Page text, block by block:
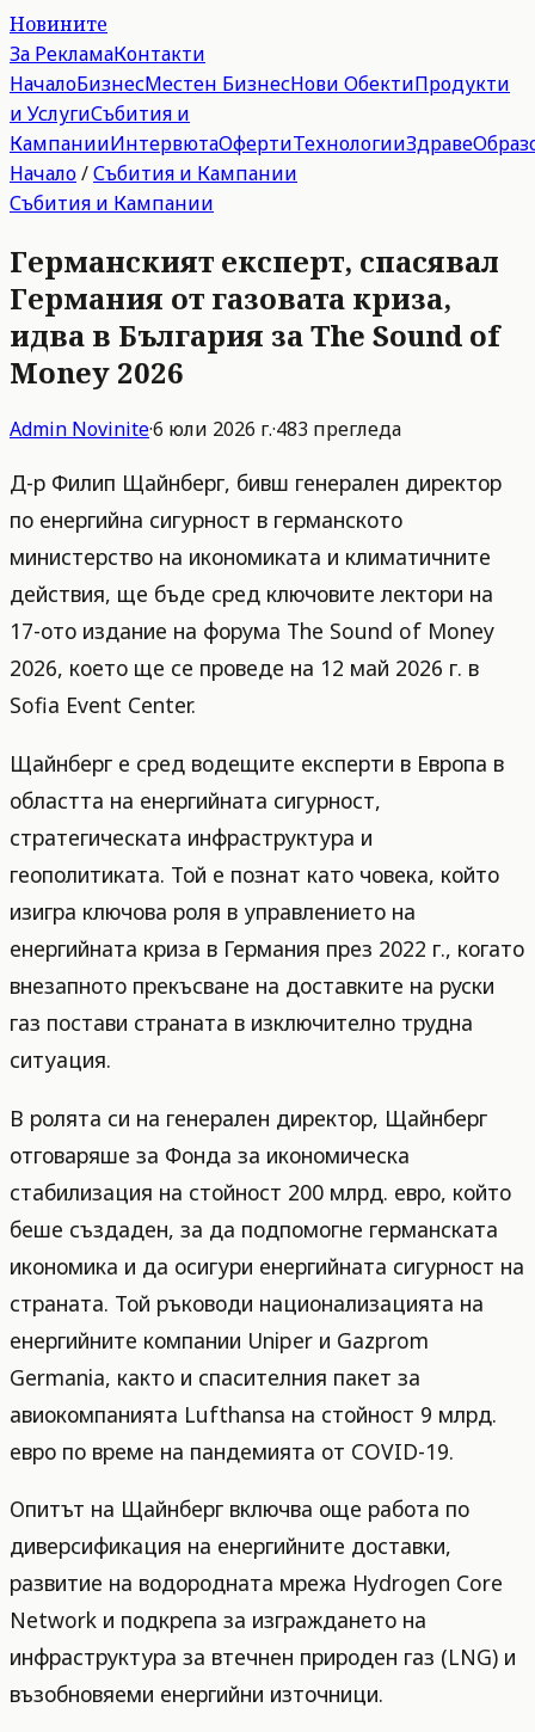
Новините
За РекламаКонтакти
НачалоБизнесМестен БизнесНови ОбектиПродукти
и УслугиСъбития и
КампанииИнтервютаОфертиТехнологииЗдраве
Начало/Събития и Кампании
Събития и Кампании
Германският експерт, спасявал
Германия от газовата криза,
идва в България за The Sound of
Money 2026
Admin Novinite·6 юли 2026 г.·483 прегледа
Д-р Филип Щайнберг, бивш генерален директор
по енергийна сигурност в германското
министерство на икономиката и климатичните
действия, ще бъде сред ключовите лектори на
17-ото издание на форума The Sound of Money
2026, което ще се проведе на 12 май 2026 г. в
Sofia Event Center.
Щайнберг е сред водещите експерти в Европа в
областта на енергийната сигурност,
стратегическата инфраструктура и
геополитиката. Той е познат като човека, който
изигра ключова роля в управлението на
енергийната криза в Германия през 2022 г., когато
внезапното прекъсване на доставките на руски
газ постави страната в изключително трудна
ситуация.
В ролята си на генерален директор, Щайнберг
отговаряше за Фонда за икономическа
стабилизация на стойност 200 млрд. евро, който
беше създаден, за да подпомогне германската
икономика и да осигури енергийната сигурност на
страната. Той ръководи национализацията на
енергийните компании Uniper и Gazprom
Germania, както и спасителния пакет за
авиокомпанията Lufthansa на стойност 9 млрд.
евро по време на пандемията от COVID-19.
Опитът на Щайнберг включва още работа по
диверсификация на енергийните доставки,
развитие на водородната мрежа Hydrogen Core
Network и подкрепа за изграждането на
инфраструктура за втечнен природен газ (LNG) и
възобновяеми енергийни източници.